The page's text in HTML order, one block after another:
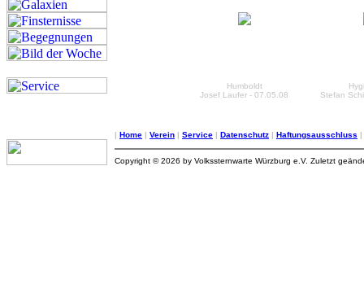
Humboldt
Josef Laufer - 07.05.08
Stefan
| Home | Verein | Service | Datenschutz | Haftungsausschluss |
Copyright © 2026 by Volkssternwarte Würzburg e.V. Zuletzt